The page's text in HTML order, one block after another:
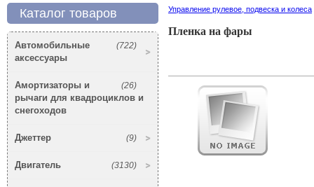
Каталог товаров
(722)
Автомобильные
аксессуары
(26)
Амортизаторы и
рычаги для квадроциклов и
снегоходов
(9)
Джеттер
(3130)
Двигатель
Управление рулевое, подвеска и колеса
Пленка на фары